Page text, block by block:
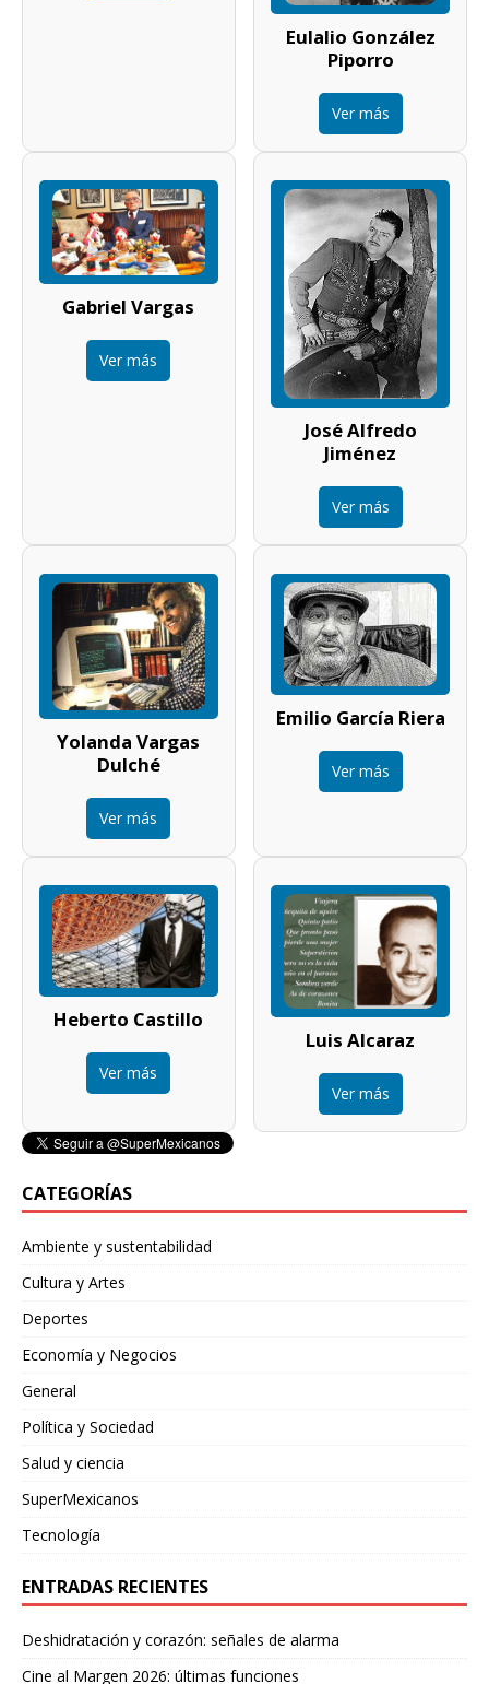
Eulalio González
Piporro
Ver más
Gabriel Vargas
Ver más
José Alfredo
Jiménez
Ver más
Yolanda Vargas
Dulché
Ver más
Emilio García Riera
Ver más
Heberto Castillo
Ver más
Luis Alcaraz
Ver más
CATEGORÍAS
Ambiente y sustentabilidad
Cultura y Artes
Deportes
Economía y Negocios
General
Política y Sociedad
Salud y ciencia
SuperMexicanos
Tecnología
ENTRADAS RECIENTES
Deshidratación y corazón: señales de alarma
Cine al Margen 2026: últimas funciones